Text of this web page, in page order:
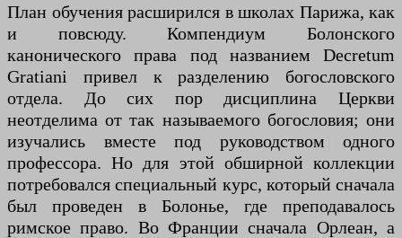
План обучения расширился в школах Парижа, как
и повсюду. Компендиум Болонского
канонического права под названием Decretum
Gratiani привел к разделению богословского
отдела. До сих пор дисциплина Церкви
неотделима от так называемого богословия; они
изучались вместе под руководством одного
профессора. Но для этой обширной коллекции
потребовался специальный курс, который сначала
был проведен в Болонье, где преподавалось
римское право. Во Франции сначала Орлеан, а